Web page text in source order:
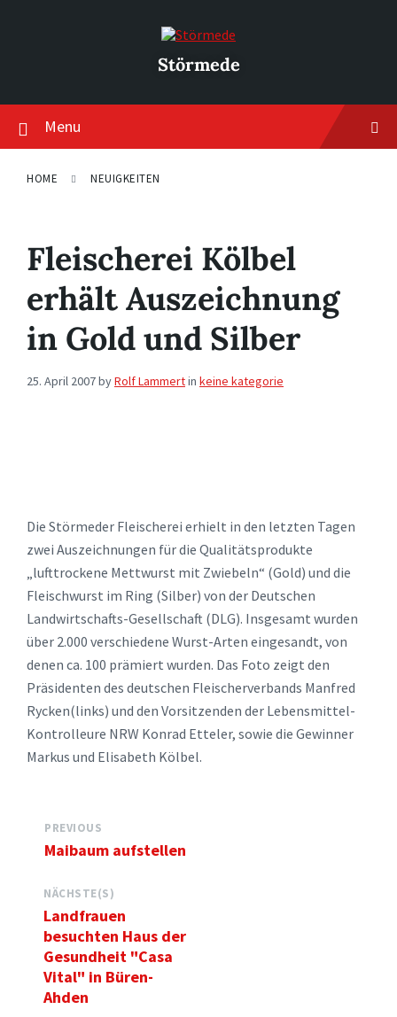
Störmede
Menu
HOME NEUIGKEITEN
Fleischerei Kölbel
erhält Auszeichnung
in Gold und Silber
25. April 2007byRolf Lammertin keine kategorie
Die Störmeder Fleischerei erhielt in den letzten Tagen
zwei Auszeichnungen für die Qualitätsprodukte
„lufttrockene Mettwurst mit Zwiebeln“ (Gold) und die
Fleischwurst im Ring (Silber) von der Deutschen
Landwirtschafts-Gesellschaft (DLG). Insgesamt wurden
über 2.000 verschiedene Wurst-Arten eingesandt, von
denen ca. 100 prämiert wurden. Das Foto zeigt den
Präsidenten des deutschen Fleischerverbands Manfred
Rycken(links) und den Vorsitzenden der Lebensmittel-
Kontrolleure NRW Konrad Etteler, sowie die Gewinner
Markus und Elisabeth Kölbel.
PREVIOUS
Maibaum aufstellen
NÄCHSTE(S)
Landfrauen
besuchten Haus der
Gesundheit "Casa
Vital" in Büren-
Ahden